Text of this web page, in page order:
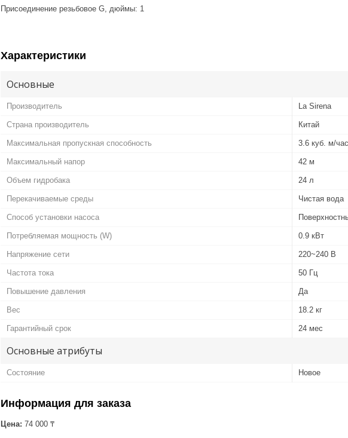
Присоединение резьбовое G, дюймы: 1
Характеристики
Основные
Производитель La Sirena
Страна производитель Китай
Максимальная пропускная способность 3.6 куб. м/час
Максимальный напор 42 м
Объем гидробака 24 л
Перекачиваемые среды Чистая вода
Способ установки насоса
Потребляемая мощность (W) 0.9 кВт
Напряжение сети 220~240 В
Частота тока 50 Гц
Повышение давления Да
Вес 18.2 кг
Гарантийный срок 24 мес
Основные атрибуты
Состояние Новое
Информация для заказа
Цена: 74 000 ₸